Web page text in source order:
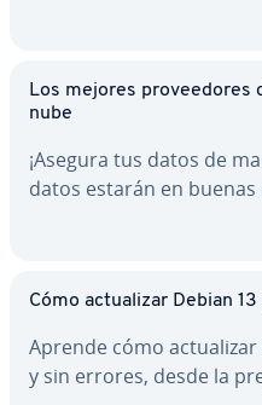
Los mejores pro­vee­do­res
nube
¡Asegura tus datos de
datos estarán en
Cómo ac­tua­li­zar Debian 13
Aprende cómo
y sin errores, desde la